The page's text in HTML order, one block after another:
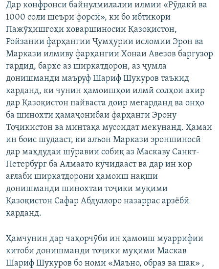
Дар конфронси байнулмилалии илмии «Рӯдакӣ ва
1000 соли шеъри форсӣ», ки бо ибтикори
Пажӯҳишгоҳи ховаршиносии Қазоқистон,
Ройзании фарҳангии Ҷумҳурии исломии Эрон ва
Маркази илмиву фарҳангии Хонаи Авезов баргузор
гардид, бархе аз ширкатдорон, аз ҷумла
донишманди маъруф Шариф Шукуров таъкид
карданд, ки чунин ҳамоишҳои илмӣ солҳои ахир
дар Қазоқистон пайваста доир мегарданд ва онҳо
ба шинохти ҳамаҷонибаи фарҳанги Эрону
Тоҷикистон ва минтақа мусоидат мекунанд. Ҳамаи
ин боис шудааст, ки алъон Маркази эроншиносӣ
дар маҳдудаи шӯравии собиқ аз Маскаву Санкт-
Петербург ба Алмаато кӯчидааст ва дар ин кор
ағлаби ширкатдорони ҳамоиш нақши
донишманди шинохтаи тоҷики муқими
Қазоқистон Сафар Абдуллоро назаррас арзёбӣ
карданд.
Ҳамчунин дар чаҳорчӯби ин ҳамоиш муаррифии
китоби донишманди тоҷики муқими Маскав
Шариф Шукуров бо номи «Маъно, образ ва шак» ,